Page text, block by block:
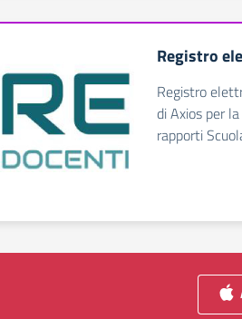
Registro
Registro
di Axios per
rapporti